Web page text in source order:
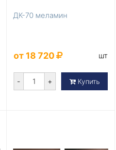
ДК-70 меламин
от 18 720 шт
- + Купить